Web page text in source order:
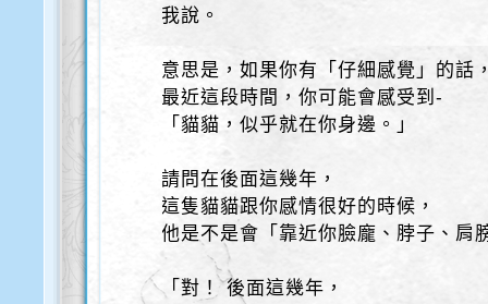
我說。
意思是，如果你有「仔細感覺」的話
最近這段時間，你可能會感受到-
「貓貓，似乎就在你身邊。」
請問在後面這幾年，
這隻貓貓跟你感情很好的時候，
他是不是會「靠近你臉龐、脖子、肩
「對！ 後面這幾年，